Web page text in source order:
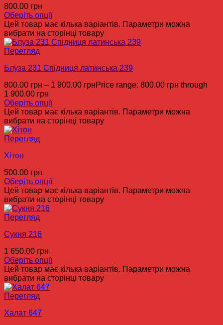
800.00 грн
Оберіть опції
Цей товар має кілька варіантів. Параметри можна
вибрати на сторінці товару
Перегляд
Блуза 231 Спідниця латинська 239
800.00 грн – 1 900.00 грнPrice range: 800.00 грн through
1 900.00 грн
Оберіть опції
Цей товар має кілька варіантів. Параметри можна
вибрати на сторінці товару
Перегляд
Хітон
500.00 грн
Оберіть опції
Цей товар має кілька варіантів. Параметри можна
вибрати на сторінці товару
Перегляд
Сукня 216
1 650.00 грн
Оберіть опції
Цей товар має кілька варіантів. Параметри можна
вибрати на сторінці товару
Перегляд
Халат 647